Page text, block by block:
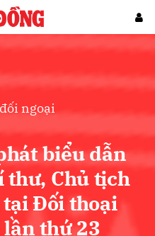
ngoại
biểu dẫn
thư, Chủ tịch
tại Đối thoại
thứ 23